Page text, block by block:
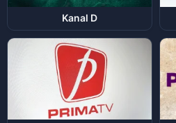
Kanal D